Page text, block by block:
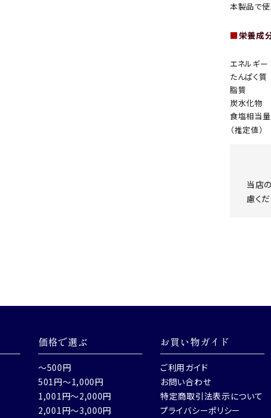
本製品で使
■栄養成
エネルギー
たんぱく質
脂質
炭水化物
食塩相当量
（推定値）
当店
慮く
価格で選ぶ
～500円
501円～1,000円
1,001円～2,000円
2,001円～3,000円
お買い物ガイド
ご利用ガイド
お問い合わせ
特定商取引法表示について
プライバシーポリシー